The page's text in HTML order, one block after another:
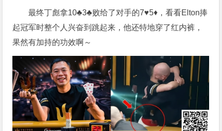
最终丁彪拿10♣3♣败给了对手的7♥5♦，看看Elton捧
起冠军时整个人兴奋到跳起来，他还特地穿了红内裤，
果然有加持的功效啊～